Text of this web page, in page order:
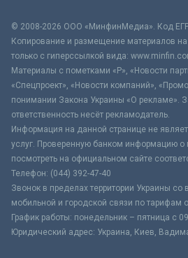
© 2008-2026 ООО «МинфинМедиа». Код
Копирование и размещение материалов на
только с гиперссылкой вида:
Материалы с пометками «Р», «Новости
«Спецпроект», «Новости компаний»,
понимании Закона Украины «О рекламе».
ответственность несёт рекламодатель.
Информация на данной странице не
услуг. Проверенную банком информацию о
посмотреть на официальном сайте
Телефон: (044) 392-47-40
Звонок в пределах территории Украины со
мобильной и городской связи по тарифам
График работы: понедельник – пятница с
Юридический адрес: Украина, Киев,